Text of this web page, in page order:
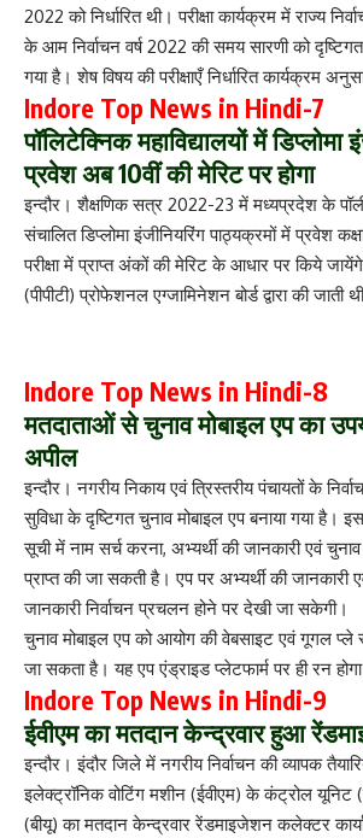
2022 को निर्धारित थी। परीक्षा कार्यक्रम में राज्य
के आम निर्वाचन वर्ष 2022 की समय सारणी को
गया है। शेष विषय की परीक्षाएँ निर्धारित कार्यक्रम
Indore Top News in Hindi-7
पॉलिटेक्निक महाविद्यालयों में डिप्लोमा
प्रवेश अब 10वीं की मेरिट पर होगा
इन्दौर। शैक्षणिक सत्र 2022-23 में मध्यप्रदेश के
संचालित डिप्लोमा इंजीनियरिंग पाठ्यक्रमों में प्रवेश
परीक्षा में प्राप्त अंकों की मेरिट के आधार पर किये
(पीपीटी) प्रोफेशनल एग्जामिनेशन बोर्ड द्वारा की जाती
Indore Top News in Hindi-8
मतदाताओं से चुनाव मोबाइल एप का
अपील
इन्दौर। नगरीय निकाय एवं त्रिस्तरीय पंचायतों के
सुविधा के दृष्टिगत चुनाव मोबाइल एप बनाया गया है।
सूची में नाम सर्च करना, अभ्यर्थी की जानकारी एवं
प्राप्त की जा सकती है। एप पर अभ्यर्थी की जानकारी
जानकारी निर्वाचन प्रचलन होने पर देखी जा सकेगी।
चुनाव मोबाइल एप को आयोग की वेबसाइट एवं गूगल प्ले
जा सकता है। यह एप एंड्राइड प्लेटफार्म पर ही रन
Indore Top News in Hindi-9
ईवीएम का मतदान केन्द्रवार हुआ
इन्दौर। इंदौर जिले में नगरीय निर्वाचन की व्यापक
इलेक्ट्रॉनिक वोटिंग मशीन (ईवीएम) के कंट्रोल यूनिट
(बीयू) का मतदान केन्द्रवार रेंडमाइजेशन कलेक्टर